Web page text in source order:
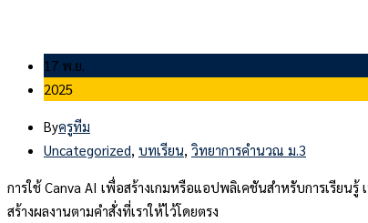
17 พ.ย.
2025
Byครูทีม
Uncategorized บทเรียน วิทยาการคำนวณ ม.3
การใช้ Canva AI เพื่อสร้างเกมหรือแอปพลิเคชันสำหรับการเรีย
สร้างผลงานตามคำสั่งที่เราให้ไว้โดยตรง